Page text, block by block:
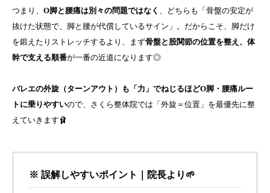
つまり、 O脚と腰痛は別々の問題ではなく 、どちらも「骨盤の安定が
抜けた状態で、脚と腰が代償しているサイン」。だからこそ、脚だけ
を鍛えたりストレッチするより、まず骨盤と股関節の位置を整え、体
幹で支える順番が一番の近道になります◎
バレエの外旋（ターンアウト）も「力」でねじるほどO脚・腰痛ルー
トに乗りやすいので、さくら整体院では「外旋＝位置」を最優先に整
えていきます🩰
※ 誤解しやすいポイント｜院長より🌱